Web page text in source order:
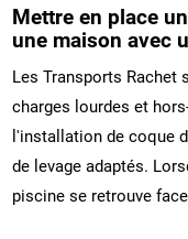
Mettre en place
une maison avec
Les Transports Rachet
charges lourdes et
l'installation de coque
de levage adaptés.
piscine se retrouve